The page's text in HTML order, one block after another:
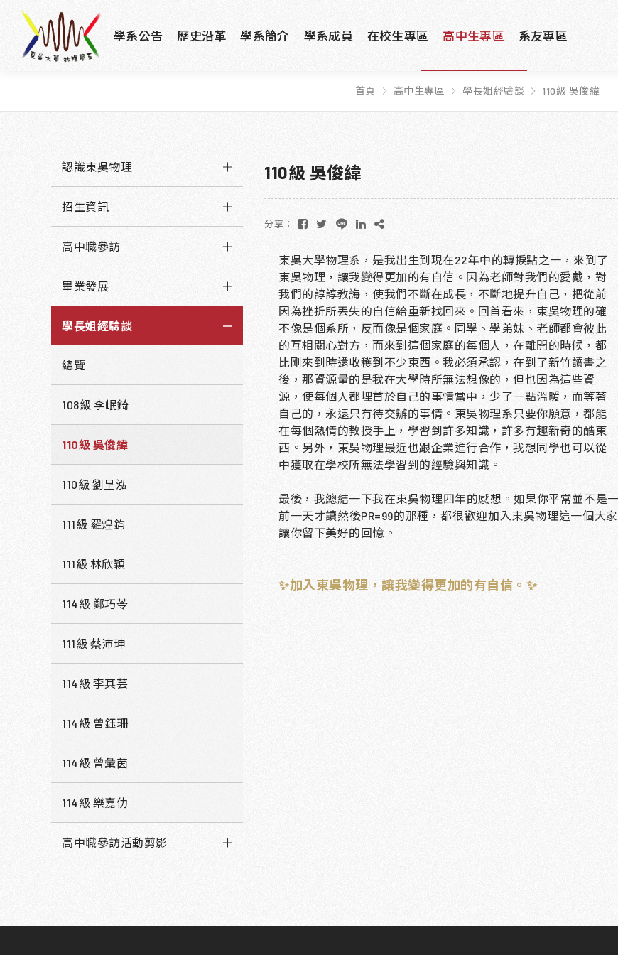
學系公告 歷史沿革 學系簡介 學系成員 在校生專區 高中生專區 系友專區
首頁 高中生專區 學長姐經驗談 110級 吳俊緯
認識東吳物理
招生資訊
高中職參訪
畢業發展
學長姐經驗談
總覽
108級 李岷錡
110級 吳俊緯
110級 劉呈泓
111級 羅煌鈞
111級 林欣穎
114級 鄭巧苓
111級 蔡沛珅
114級 李其芸
114級 曾鈺珊
114級 曾彙茵
114級 樂嘉仂
高中職參訪活動剪影
110級 吳俊緯
分享：
東吳大學物理系，是我出生到現在22年中的轉捩點之一，來到了
東吳物理，讓我變得更加的有自信。因為老師對我們的愛戴，對
我們的諄諄教誨，使我們不斷在成長，不斷地提升自己，把從前
因為挫折所丟失的自信給重新找回來。回首看來，東吳物理的確
不像是個系所，反而像是個家庭。同學、學弟妹、老師都會彼此
的互相關心對方，而來到這個家庭的每個人，在離開的時候，都
比剛來到時還收穫到不少東西。我必須承認，在到了新竹讀書之
後，那資源量的是我在大學時所無法想像的，但也因為這些資
源，使每個人都埋首於自己的事情當中，少了一點溫暖，而等著
自己的，永遠只有待交辦的事情。東吳物理系只要你願意，都能
在每個熱情的教授手上，學習到許多知識，許多有趣新奇的酷東
西。 另外，東吳物理最近也跟企業進行合作，我想同學也可以從
中獲取在學校所無法學習到的經驗與知識。
最後，我總結一下我在東吳物理四年的感想。如果你平常並不是
前一天才讀然後PR=99的那種，都很歡迎加入東吳物理這一個大
讓你留下美好的回憶。
✨加入東吳物理，讓我變得更加的有自信。✨